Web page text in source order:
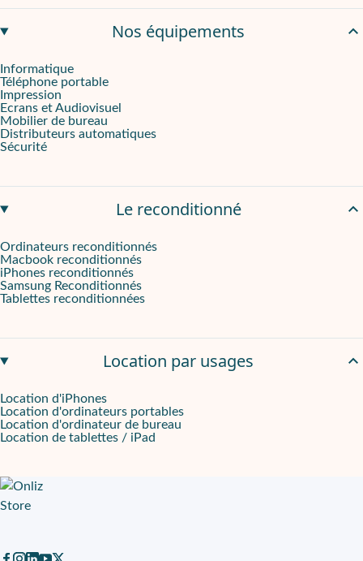
Nos équipements
Informatique
Téléphone portable
Impression
Ecrans et Audiovisuel
Mobilier de bureau
Distributeurs automatiques
Sécurité
Le reconditionné
Ordinateurs reconditionnés
Macbook reconditionnés
iPhones reconditionnés
Samsung Reconditionnés
Tablettes reconditionnées
Location par usages
Location d'iPhones
Location d'ordinateurs portables
Location d'ordinateur de bureau
Location de tablettes / iPad